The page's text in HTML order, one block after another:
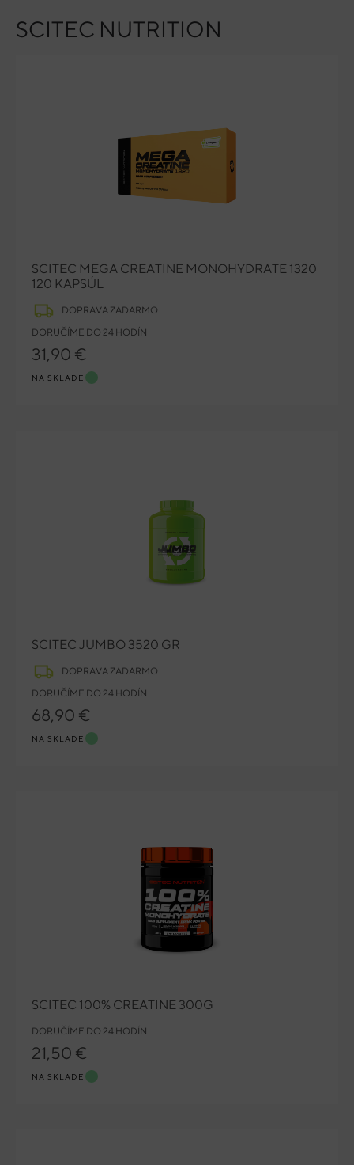
SCITEC NUTRITION
SCITEC MEGA CREATINE MONOHYDRATE 1320
120 KAPSÚL
DOPRAVA ZADARMO
DORUČÍME DO 24 HODÍN
31,90 €
NA SKLADE
SCITEC JUMBO 3520 GR
DOPRAVA ZADARMO
DORUČÍME DO 24 HODÍN
68,90 €
NA SKLADE
SCITEC 100% CREATINE 300G
DORUČÍME DO 24 HODÍN
21,50 €
NA SKLADE